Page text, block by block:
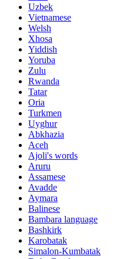
Uzbek
Vietnamese
Welsh
Xhosa
Yiddish
Yoruba
Zulu
Rwanda
Tatar
Oria
Turkmen
Uyghur
Abkhazia
Aceh
Ajoli's words
Aruru
Assamese
Avadde
Aymara
Balinese
Bambara language
Bashkirk
Karobatak
Simalon-Kumbatak